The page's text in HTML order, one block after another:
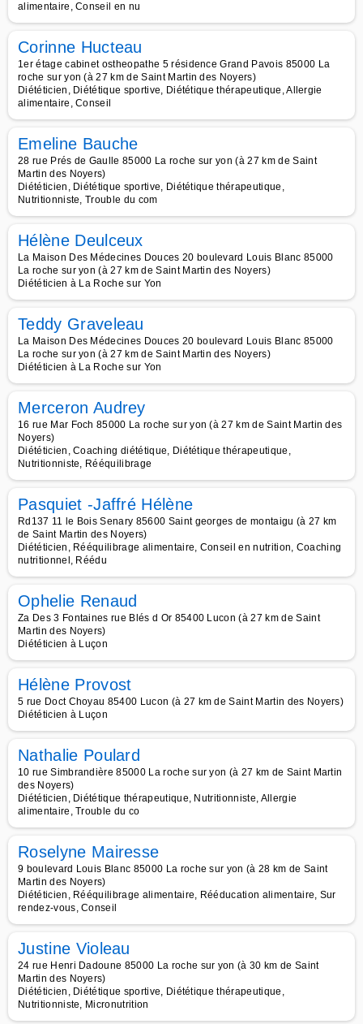
alimentaire, Conseil en nu
Corinne Hucteau
1er étage cabinet ostheopathe 5 résidence Grand Pavois 85000 La
roche sur yon (à 27 km de Saint Martin des Noyers)
Diététicien, Diététique sportive, Diététique thérapeutique, Allergie
alimentaire, Conseil
Emeline Bauche
28 rue Prés de Gaulle 85000 La roche sur yon (à 27 km de Saint
Martin des Noyers)
Diététicien, Diététique sportive, Diététique thérapeutique,
Nutritionniste, Trouble du com
Hélène Deulceux
La Maison Des Médecines Douces 20 boulevard Louis Blanc 85000
La roche sur yon (à 27 km de Saint Martin des Noyers)
Diététicien à La Roche sur Yon
Teddy Graveleau
La Maison Des Médecines Douces 20 boulevard Louis Blanc 85000
La roche sur yon (à 27 km de Saint Martin des Noyers)
Diététicien à La Roche sur Yon
Merceron Audrey
16 rue Mar Foch 85000 La roche sur yon (à 27 km de Saint Martin des
Noyers)
Diététicien, Coaching diététique, Diététique thérapeutique,
Nutritionniste, Rééquilibrage
Pasquiet -Jaffré Hélène
Rd137 11 le Bois Senary 85600 Saint georges de montaigu (à 27 km
de Saint Martin des Noyers)
Diététicien, Rééquilibrage alimentaire, Conseil en nutrition, Coaching
nutritionnel, Réédu
Ophelie Renaud
Za Des 3 Fontaines rue Blés d Or 85400 Lucon (à 27 km de Saint
Martin des Noyers)
Diététicien à Luçon
Hélène Provost
5 rue Doct Choyau 85400 Lucon (à 27 km de Saint Martin des Noyers)
Diététicien à Luçon
Nathalie Poulard
10 rue Simbrandière 85000 La roche sur yon (à 27 km de Saint Martin
des Noyers)
Diététicien, Diététique thérapeutique, Nutritionniste, Allergie
alimentaire, Trouble du co
Roselyne Mairesse
9 boulevard Louis Blanc 85000 La roche sur yon (à 28 km de Saint
Martin des Noyers)
Diététicien, Rééquilibrage alimentaire, Rééducation alimentaire, Sur
rendez-vous, Conseil
Justine Violeau
24 rue Henri Dadoune 85000 La roche sur yon (à 30 km de Saint
Martin des Noyers)
Diététicien, Diététique sportive, Diététique thérapeutique,
Nutritionniste, Micronutrition